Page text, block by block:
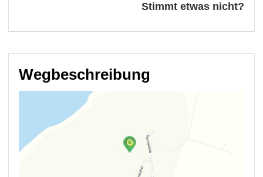
Stimmt etwas nicht?
Wegbeschreibung